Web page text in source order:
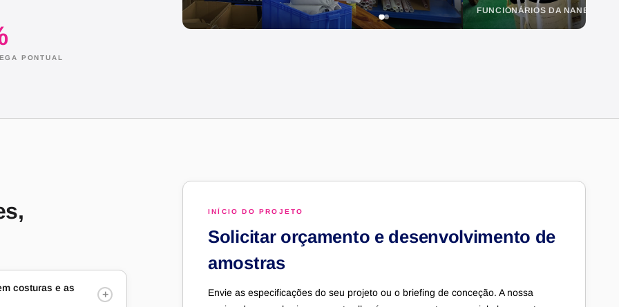
PONTUAL
MODELADORA
costuras e as
+
INÍCIO DO PROJETO
Solicitar orçamento e desenvolvimento de
amostras
Envie as especificações do seu projeto ou o briefing de conceção. A nossa